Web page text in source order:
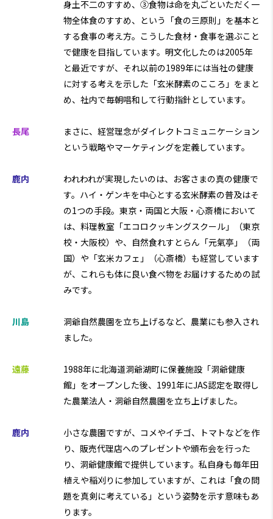
身土不二のすすめ、③食物は命を丸ごといただく一
物全体食のすすめ、という「食の三原則」を基本と
する食事の考え方。こうした食材・食事を選ぶこと
で健康を目指しています。明文化したのは2005年
と最近ですが、それ以前の1989年には当社の健康
に対する考えを示した「玄米酵素のこころ」をまと
め、社内で毎朝唱和して行動指針としています。
長尾
まさに、経営理念がダイレクトコミュニケーション
という戦略やマーケティングを定義しています。
鹿内
われわれが実現したいのは、お客さまの真の健康で
す。ハイ・ゲンキを中心とする玄米酵素の普及はそ
の1つの手段。東京・両国と大阪・心斎橋において
は、料理教室「エコロクッキングスクール」（東京
校・大阪校）や、自然食れすとらん「元氣亭」（両
国）や「玄米カフェ」（心斎橋）も経営しています
が、これらも体に良い食べ物をお届けするための試
みです。
川島
洞爺自然農園を立ち上げるなど、農業にも参入され
ました。
遠藤
1988年に北海道洞爺湖町に保養施設「洞爺健康
館」をオープンした後、1991年にJAS認定を取得し
た農業法人・洞爺自然農園を立ち上げました。
鹿内
小さな農園ですが、コメやイチゴ、トマトなどを作
り、販売代理店へのプレゼントや頒布会を行った
り、洞爺健康館で提供しています。私自身も毎年田
植えや稲刈りに参加していますが、これは「食の問
題を真剣に考えている」という姿勢を示す意味もあ
ります。